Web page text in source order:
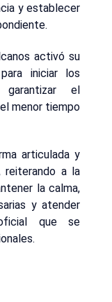
y establecer
activó su
iniciar los
el
menor tiempo
articulada y
reiterando a la
la calma,
y atender
que se